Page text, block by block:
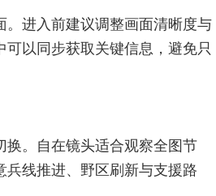
进入前建议调整画面清晰度与
以同步获取关键信息，避免只
换。自在镜头适合观察全图节
线推进、野区刷新与支援路